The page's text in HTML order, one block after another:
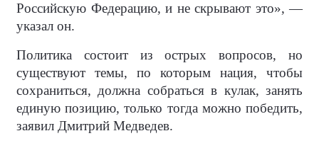
Российскую Федерацию, и не скрывают это», —
указал он.
Политика состоит из острых вопросов, но
существуют темы, по которым нация, чтобы
сохраниться, должна собраться в кулак, занять
единую позицию, только тогда можно победить,
заявил Дмитрий Медведев.